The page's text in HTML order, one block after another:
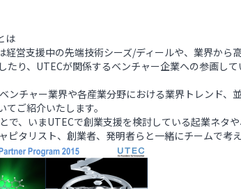
は
営支援中の先端技術シーズ/ディールや、業界から
り、UTECが関係するベンチャー企業への参画し
ンチャー業界や各産業分野における業界トレンド、
ご紹介いたします。
で、いまUTECで創業支援を検討している起業ネタ
タリスト、創業者、発明者らと一緒にチームで考え